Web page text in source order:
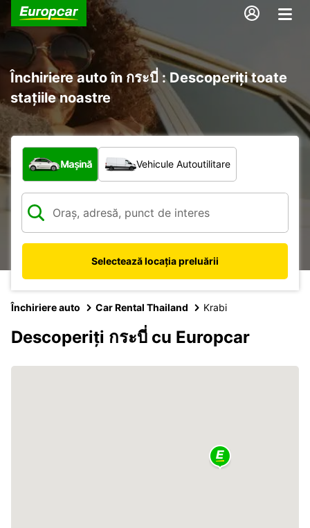
Închiriere auto în กระบี่ : Descoperiți toate
stațiile noastre
Ce tip de vehicul?
Mașină Vehicule Autoutilitare
Selectează locația preluării
Închiriere auto Car Rental Thailand Krabi
Descoperiți กระบี่ cu Europcar